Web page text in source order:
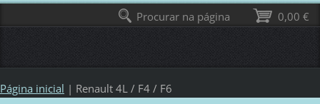
Página inicial | Renault 4L / F4 / F6
0,00 €
Procurar na página